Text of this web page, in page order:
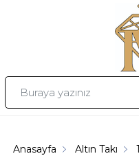
Anasayfa Altın Takı